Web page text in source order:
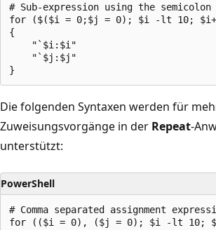
# Sub-expression using the
for ($($i = 0;$j = 0); $i -lt 10;
{
    "`$i:$i"
    "`$j:$j"
Die folgenden Syntaxen werden für
Zuweisungsvorgänge in der Repeat-
unterstützt:
PowerShell
# Comma separated assignment
for (($i = 0), ($j = 0); $i -lt 10;